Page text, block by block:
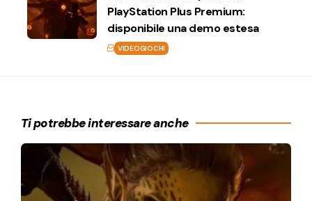
PlayStation Plus Premium:
disponibile una demo estesa
VIDEOGIOCHI
Ti potrebbe interessare anche